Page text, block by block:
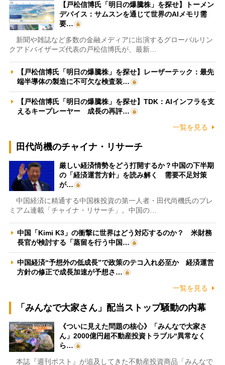
【戸松信博氏「明日の爆騰株」を探せ】トーメン
デバイス：サムスンを通じて世界のAIメモリ需
要…
新聞や雑誌など多数の金融メディアに出演するグローバルリン
クアドバイザーズ代表の戸松信博氏が、最新…
【戸松信博氏「明日の爆騰株」を探せ】レーザーテック：最先
端半導体の製造に不可欠な検査装…
【戸松信博氏「明日の爆騰株」を探せ】TDK：AIインフラを支
えるキープレーヤー 成長の再評…
一覧を見る
田代尚機のチャイナ・リサーチ
厳しい経済情勢をどう打開するか？中国の下半期
の「経済運営方針」を読み解く 需要不足対策
が…
中国経済に精通する中国株投資の第一人者・田代尚機氏のプレ
ミアム連載「チャイナ・リサーチ」。中国の…
中国「Kimi K3」の衝撃に世界はどう対応するのか？ 米財務
長官が検討する「蒸留を行う中国…
中国経済“予想外の低成長”で政策のテコ入れ必至か 経済運営
方針の修正で成長加速が予想さ…
一覧を見る
「みんなで大家さん」配当ストップ騒動の内幕
《ついに見えた問題の核心》「みんなで大家さ
ん」2000億円超不動産投資トラブル“異常なく
ら…
本誌『週刊ポスト』が追及してきた不動産投資商品「みんなで